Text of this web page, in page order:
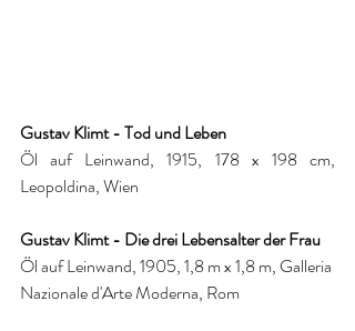
Gustav Klimt - Tod und Leben
Öl auf Leinwand, 1915, 178 x 198 cm,
Leopoldina, Wien
Gustav Klimt - Die drei Lebensalter der Frau
Öl auf Leinwand, 1905, 1,8 m x 1,8 m, Galleria
Nazionale d'Arte Moderna, Rom